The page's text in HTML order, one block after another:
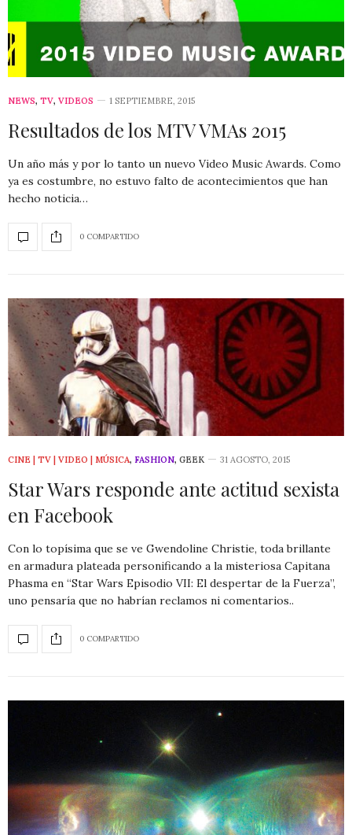
NEWS, TV, VIDEOS 1 SEPTIEMBRE, 2015
Resultados de los MTV VMAs 2015
Un año más y por lo tanto un nuevo Video Music Awards. Como
ya es costumbre, no estuvo falto de acontecimientos que han
hecho noticia…
0 COMPARTIDO
CINE | TV | VIDEO | MÚSICA, FASHION, GEEK 31 AGOSTO, 2015
Star Wars responde ante actitud sexista
en Facebook
Con lo topísima que se ve Gwendoline Christie, toda brillante
en armadura plateada personificando a la misteriosa Capitana
Phasma en “Star Wars Episodio VII: El despertar de la Fuerza”,
uno pensaría que no habrían reclamos ni comentarios..
0 COMPARTIDO